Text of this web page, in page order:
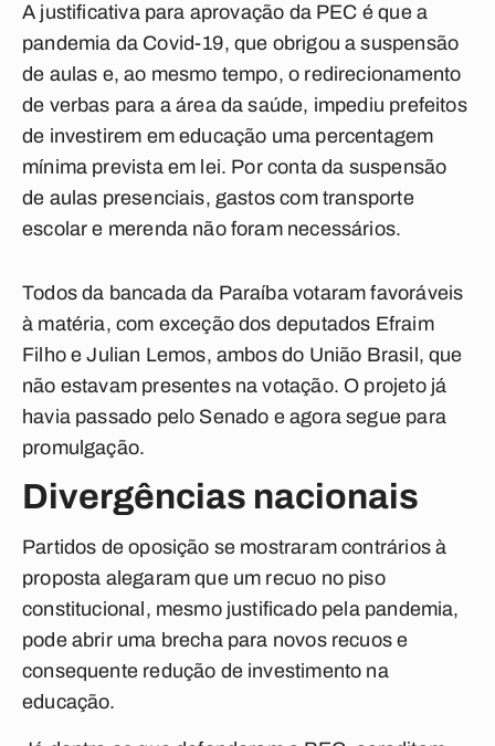
A justificativa para aprovação da PEC é que a
pandemia da Covid-19, que obrigou a suspensão
de aulas e, ao mesmo tempo, o redirecionamento
de verbas para a área da saúde, impediu prefeitos
de investirem em educação uma percentagem
mínima prevista em lei. Por conta da suspensão
de aulas presenciais, gastos com transporte
escolar e merenda não foram necessários.
Todos da bancada da Paraíba votaram favoráveis
à matéria, com exceção dos deputados Efraim
Filho e Julian Lemos, ambos do União Brasil, que
não estavam presentes na votação. O projeto já
havia passado pelo Senado e agora segue para
promulgação.
Divergências nacionais
Partidos de oposição se mostraram contrários à
proposta alegaram que um recuo no piso
constitucional, mesmo justificado pela pandemia,
pode abrir uma brecha para novos recuos e
consequente redução de investimento na
educação.